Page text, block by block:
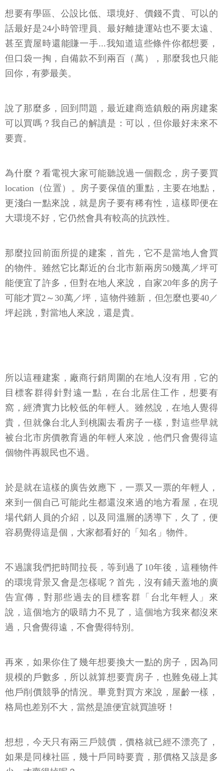
想要有學區、公設比低、環境好、價錢不貴、可以的
話最好是24小時管理員、最好離捷運站也不要太遠、
甚至賣屋時還能賺一手...我知道這些條件你都想要，
但口袋一掏，自備款不到兩百（萬），那麼我也只能
回你，有夢最美。
說了那麼多，回到問題，最近建商造鎮般的兩房建案
可以買嗎？我自己的解讀是：可以，但你最好未來不
要賣。
為什麼？看電視大家可能聽說過一個觀念，房子要買
location（位置）。房子要保值的重點，主要在地點，
更淺白一點來說，就是房子要有稀有性，這樣即便在
大環境不好，它仍然會具有較高的抗跌性。
那麼拉回前面所提的建案，首先，它不是當地人會買
的物件。雖然它比鄰近的台北市新兩房50幾萬／坪可
能便宜了許多，但對在地人來說，自家20年多的房子
可能才買2～30萬／坪，這物件雖新，但怎麼也要40／
坪起跳，對當地人來說，還是貴。
所以這種建案，廠商行銷周圍的在地人沒有用，它的
目標客群得針對遠一點，在台北居住工作，想要有
窩，經濟實力比較低的年輕人。雖然說，在地人覺得
貴，但就像台北人到桃園去看房子一樣，對這些早就
被台北市房價教育過的年輕人來說，他們只會覺得這
個物件再親民也不過。
於是就在這樣的廣告效應下，一票又一票的年輕人，
來到一個自己可能此生都還沒來過的地方看屋，在現
場代銷人員的介紹，以及同溫層的誘導下，久了，便
容易覺得這是個，大家都看好的「知名」物件。
不過讓我們把時間拉長，等到過了10年後，這種物件
的環境背景又會是怎樣呢？首先，沒有鋪天蓋地的廣
告宣傳，對那些過去的目標客群「台北年輕人」來
說，這個地方的吸睛力不見了，這個地方我來都沒來
過，只會覺得遠，不會覺得特別。
再來，如果你住了幾年想要換大一點的房子，因為同
規模的戶數多，所以就算想要賣房子，也難免碰上其
他戶削價競爭的情況。畢竟對買方來說，屋齡一樣，
格局也差別不大，當然是誰便宜就買誰呀！
想想，今天只有兩三戶競價，價格就已經不漂亮了，
如果是同棟社區，幾十戶同時要賣，那價格又該是多